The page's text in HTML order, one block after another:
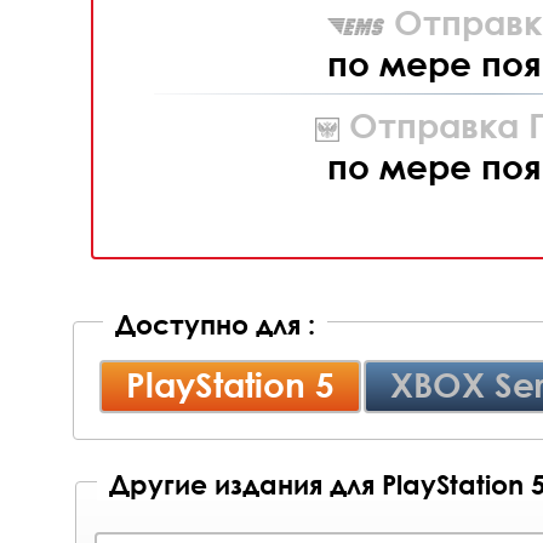
по мере
Отправка
по мере
Доступно для :
PlayStation 5 XBOX
Другие издания для PlayStation